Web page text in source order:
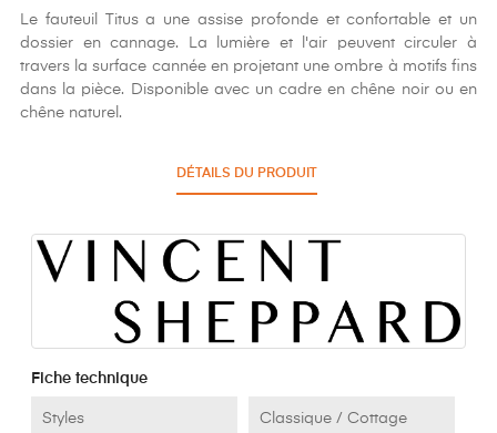
Le fauteuil Titus a une assise profonde et confortable et un
dossier en cannage. La lumière et l'air peuvent circuler à
travers la surface cannée en projetant une ombre à motifs fins
dans la pièce. Disponible avec un cadre en chêne noir ou en
chêne naturel.
DÉTAILS DU PRODUIT
Fiche technique
Styles Classique / Cottage